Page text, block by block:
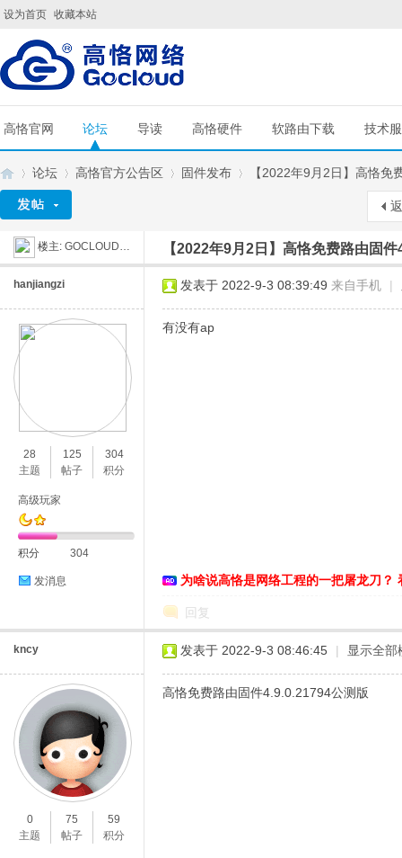
设为首页 收藏本站
高恪官网 论坛 导读 高恪硬件 软路由下载 技术
»
论坛
›
高恪官方公告区 固件发布
›
【2022年9月2日】高恪
楼主: GOCLOUD刘工 【2022年9月2日】高恪免费路由固
hanjiangzi
28
主题
125
帖子
304
积分
高级玩家
积分 304
发消息
发表于 2022-9-3 08:39:49 来自手机 |
有没有ap
为啥说高恪是网络工程的一把屠龙刀？
回复
kncy
0
主题
75
帖子
59
积分
发表于 2022-9-3 08:46:45 | 显示全部
高恪免费路由固件4.9.0.21794公测版